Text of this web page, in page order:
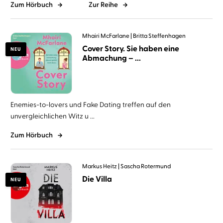
Zum Hörbuch Zur Reihe
NEU
Mhairi McFarlane Britta Steffenhagen
Cover Story. Sie haben eine
Abmachung – ...
Enemies-to-lovers und Fake Dating treffen auf den
unvergleichlichen Witz u ...
Zum Hörbuch
NEU
Markus Heitz Sascha Rotermund
Die Villa